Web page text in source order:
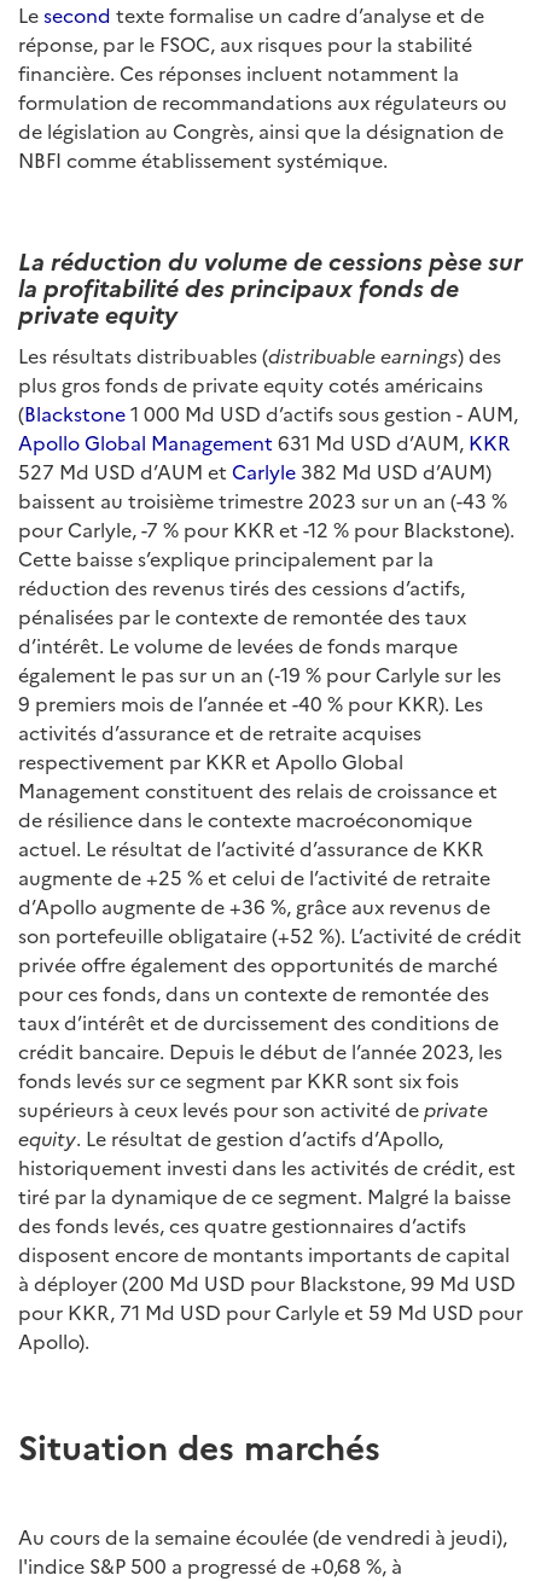
Lesecond texte formalise un cadre d’analyse et de
réponse, par le FSOC, aux risques pour la stabilité
financière. Ces réponses incluent notamment la
formulation de recommandations aux régulateurs ou
de législation au Congrès, ainsi que la désignation de
NBFI comme établissement systémique.
La réduction du volume de cessions pèse sur
la profitabilité des principaux fonds de
private equity
Les résultats distribuables (distribuable earnings) des
plus gros fonds de private equity cotés américains
(Blackstone1 000 Md USD d’actifs sous gestion - AUM,
Apollo Global Management 631 Md USD d’AUM, KKR
527 Md USD d’AUM et Carlyle 382 Md USD d’AUM)
baissent au troisième trimestre 2023 sur un an (-43 %
pour Carlyle, -7 % pour KKR et -12 % pour Blackstone).
Cette baisse s’explique principalement par la
réduction des revenus tirés des cessions d’actifs,
pénalisées par le contexte de remontée des taux
d’intérêt. Le volume de levées de fonds marque
également le pas sur un an (‑19 % pour Carlyle sur les
9 premiers mois de l’année et -40 % pour KKR). Les
activités d’assurance et de retraite acquises
respectivement par KKR et Apollo Global
Management constituent des relais de croissance et
de résilience dans le contexte macroéconomique
actuel. Le résultat de l’activité d’assurance de KKR
augmente de +25 % et celui de l’activité de retraite
d’Apollo augmente de +36 %, grâce aux revenus de
son portefeuille obligataire (+52 %). L’activité de crédit
privée offre également des opportunités de marché
pour ces fonds, dans un contexte de remontée des
taux d’intérêt et de durcissement des conditions de
crédit bancaire. Depuis le début de l’année 2023, les
fonds levés sur ce segment par KKR sont six fois
supérieurs à ceux levés pour son activité de private
equity. Le résultat de gestion d’actifs d’Apollo,
historiquement investi dans les activités de crédit, est
tiré par la dynamique de ce segment. Malgré la baisse
des fonds levés, ces quatre gestionnaires d’actifs
disposent encore de montants importants de capital
à déployer (200 Md USD pour Blackstone, 99 Md USD
pour KKR, 71 Md USD pour Carlyle et 59 Md USD pour
Apollo).
Situation des marchés
Au cours de la semaine écoulée (de vendredi à jeudi),
l'indice S&P 500 a progressé de +0,68 %, à